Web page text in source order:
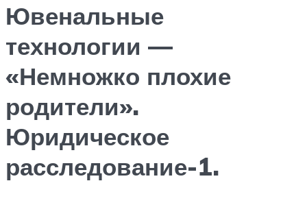
Ювенальные
технологии —
«Немножко плохие
родители».
Юридическое
расследование-1.